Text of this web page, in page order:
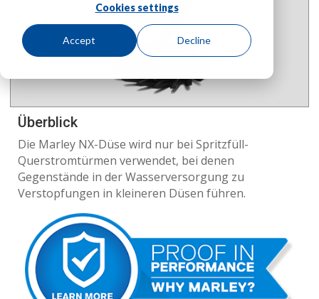
Cookies settings
Accept Decline
Überblick
Die Marley NX-Düse wird nur bei Spritzfüll-
Querstromtürmen verwendet, bei denen
Gegenstände in der Wasserversorgung zu
Verstopfungen in kleineren Düsen führen.